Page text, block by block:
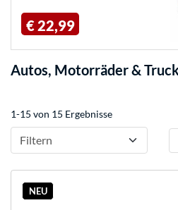
€ 22,99
Autos, Motorräder &
1-15 von 15 Ergebnisse
Filtern
NEU